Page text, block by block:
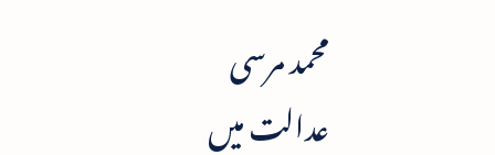
محمد مرسی
عدالت میں